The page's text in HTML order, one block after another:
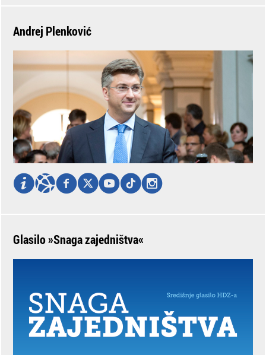
Andrej Plenković
Glasilo »Snaga zajedništva«